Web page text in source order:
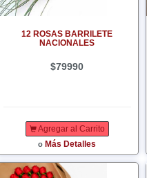
12 ROSAS BARRILETE
NACIONALES
$79990
Agregar al Carrito
o Más Detalles